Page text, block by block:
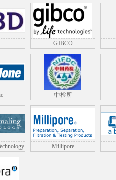
细胞介素37（IL-37）ELISA
购买
人
加
GIBCO
中检所
Millipore